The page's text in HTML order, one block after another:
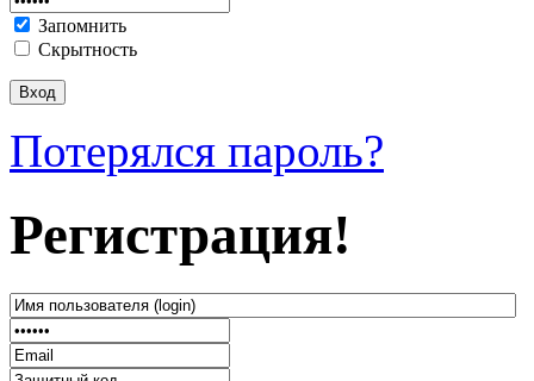
Запомнить
Скрытность
Потерялся пароль?
Регистрация!